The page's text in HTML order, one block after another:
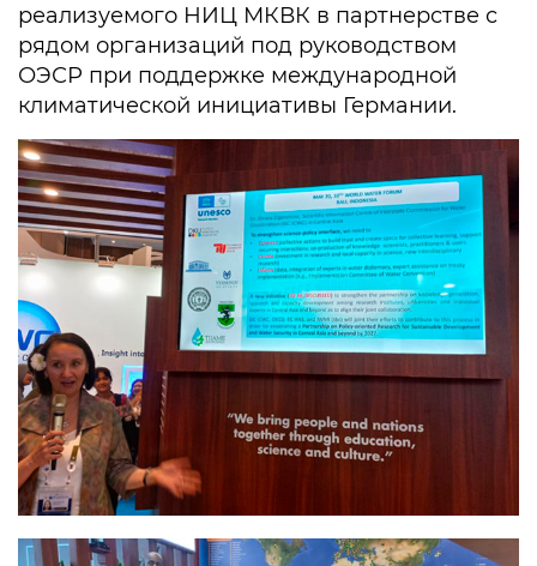
реализуемого НИЦ МКВК в партнерстве с
рядом организаций под руководством
ОЭСР при поддержке международной
климатической инициативы Германии.